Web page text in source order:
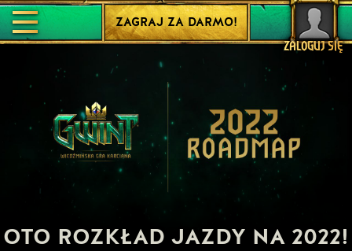
ZALOGUJ SIĘ
ZAGRAJ ZA DARMO!
OTO ROZKŁAD JAZDY NA 2022!